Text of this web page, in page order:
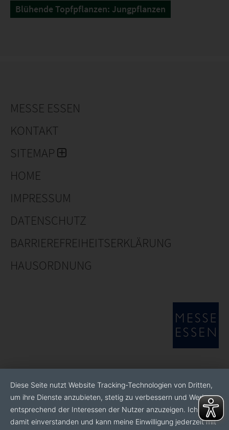
Blühende Topfpflanzen: Jungpflanzen
MESSE ESSEN
KONTAKT
SITEMAP
HOME
IMPRESSUM
DATENSCHUTZ
BARRIEREFREIHEITSERKLÄRUNG
HAUSORDNUNG
Diese Seite nutzt Website Tracking-Technologien von Dritten,
um ihre Dienste anzubieten, stetig zu verbessern und Werbung
entsprechend der Interessen der Nutzer anzuzeigen. Ich bin
damit einverstanden und kann meine Einwilligung jederzeit mit